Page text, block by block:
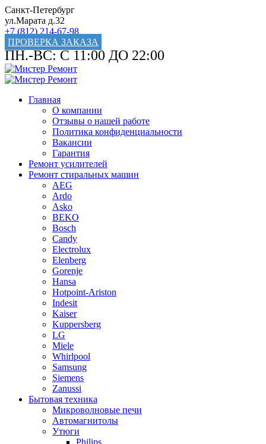
Санкт-Петербург
ул.Марата д.32
+7 (812) 214-67-98
ПРОВЕРКА ЗАКАЗА
ПН.-ВС: С 11:00 ДО 22:00
Главная
О компании
Отзывы о нашей работе
Политика конфиденциальности
Вакансии
Гарантия
Ремонт усилителей
Ремонт стиральных машин
AEG
Ardo
Asko
BEKO
Bosch
Candy
Electrolux
Elenberg
Gorenje
Hansa
Hotpoint-Ariston
Indesit
Kaiser
Kuppersberg
LG
Miele
Whirlpool
Samsung
Siemens
Zanussi
Бытовая техника
Микроволновые печи
Автомагнитолы
Утюги
Philips